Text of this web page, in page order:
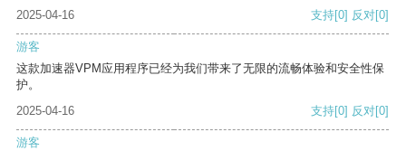
2025-04-16 支持[0] 反对[0]
游客
这款加速器VPM应用程序已经为我们带来了无限的流畅体验和安全性保
护。
2025-04-16
支持[0] 反对[0]
游客